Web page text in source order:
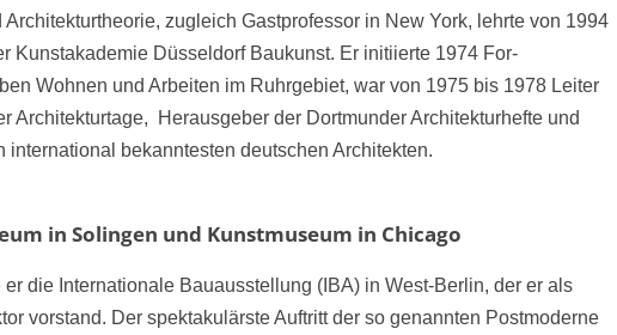
Architekturtheorie, zugleich Gastprofessor in New York, lehrte von 1994
Kunstakademie Düsseldorf Baukunst. Er initiierte 1974 For­
Wohnen und Arbeiten im Ruhrgebiet, war von 1975 bis 1978 Leiter
Architekturtage, Herausgeber der Dortmunder Architekturhefte und
international bekanntesten deutschen Architekten.
in Solingen und Kunstmuseum in Chicago
er die Internationale Bauausstellung (IBA) in West-Berlin, der er als
vorstand. Der spek­takulärste Auftritt der so genannten Postmoderne